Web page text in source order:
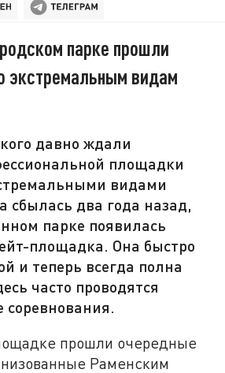
парке прошли
экстремальным видам
давно ждали
площадки
видами
сбылась два года назад,
парке появилась
площадка. Она быстро
и теперь всегда полна
часто проводятся
прошли очередные
Раменским